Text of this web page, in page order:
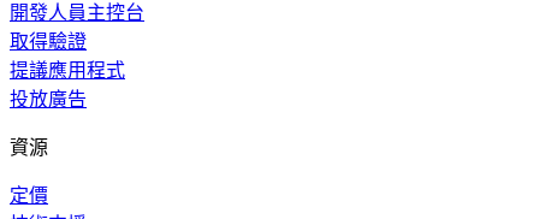
開發人員主控台
取得驗證
提議應用程式
投放廣告
資源
定價